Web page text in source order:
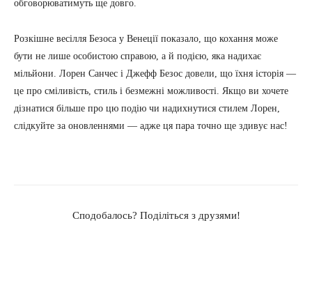
обговорюватимуть ще довго.
Розкішне весілля Безоса у Венеції показало, що кохання може
бути не лише особистою справою, а й подією, яка надихає
мільйони. Лорен Санчес і Джефф Безос довели, що їхня історія —
це про сміливість, стиль і безмежні можливості. Якщо ви хочете
дізнатися більше про цю подію чи надихнутися стилем Лорен,
слідкуйте за оновленнями — адже ця пара точно ще здивує нас!
Сподобалось? Поділіться з друзями!